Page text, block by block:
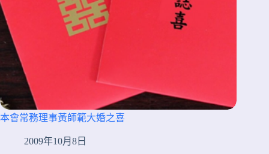
本會常務理事黃師範大婚之喜
2009年10月8日